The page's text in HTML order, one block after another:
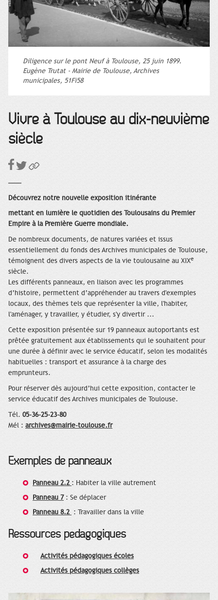
Diligence sur le pont Neuf à Toulouse, 25 juin 1899.
Eugène Trutat - Mairie de Toulouse, Archives
municipales, 51Fi58
Vivre à Toulouse au dix-neuvième
siècle
Découvrez notre nouvelle exposition itinérante
mettant en lumière le quotidien des Toulousains du Premier
Empire à la Première Guerre mondiale.
De nombreux documents, de natures variées et issus
essentiellement du fonds des Archives municipales de Toulouse,
témoignent des divers aspects de la vie toulousaine au XIXe
siècle.
Les différents panneaux, en liaison avec les programmes
d’histoire, permettent d’appréhender au travers d'exemples
locaux, des thèmes tels que représenter la ville, l'habiter,
l'aménager, y travailler, y étudier, s'y divertir ...
Cette exposition présentée sur 19 panneaux autoportants est
prêtée gratuitement aux établissements qui le souhaitent pour
une durée à définir avec le service éducatif, selon les modalités
habituelles : transport et assurance à la charge des
emprunteurs.
Pour réserver dès aujourd’hui cette exposition, contacter le
service éducatif des Archives municipales de Toulouse.
Tél. 05-36-25-23-80
Mél : archives@mairie-toulouse.fr
Exemples de panneaux
Panneau 2.2 : Habiter la ville autrement
Panneau 7: Se déplacer
Panneau 8.2 : Travailler dans la ville
Ressources pédagogiques
Activités pédagogiques écoles
Activités pédagogiques collèges